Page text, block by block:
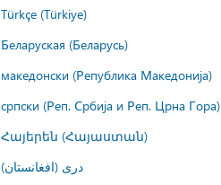
Türkçe (Türkiye)
Беларуская (Беларусь)
македонски (Република Македонија)
српски (Реп. Србија и Реп. Црна Гора)
Հայերեն (Հայաստան)
درى (افغانستان)